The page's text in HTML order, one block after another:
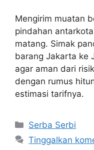
Mengirim muatan
pindahan
matang. Simak
barang Jakarta ke
agar aman dari
dengan rumus
estimasi tarifnya.
Kategori
Serba Serbi
Tinggalkan